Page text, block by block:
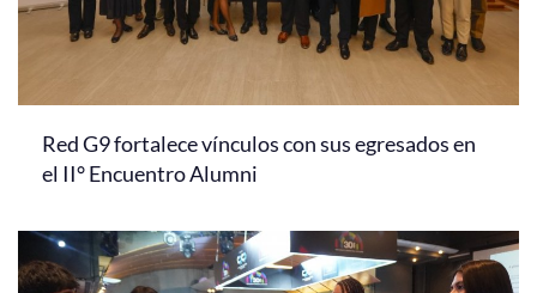
Red G9 fortalece vínculos con sus egresados en
el II° Encuentro Alumni